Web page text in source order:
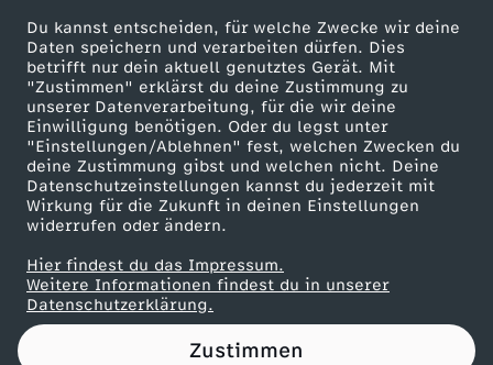
Du kannst entscheiden, für welche Zwecke wir deine
Daten speichern und verarbeiten dürfen. Dies
betrifft nur dein aktuell genutztes Gerät. Mit
"Zustimmen" erklärst du deine Zustimmung zu
unserer Datenverarbeitung, für die wir deine
Einwilligung benötigen. Oder du legst unter
"Einstellungen/Ablehnen" fest, welchen Zwecken du
deine Zustimmung gibst und welchen nicht. Deine
Datenschutzeinstellungen kannst du jederzeit mit
Wirkung für die Zukunft in deinen Einstellungen
widerrufen oder ändern.
Hier findest du das Impressum.
Weitere Informationen findest du in unserer
Datenschutzerklärung.
Zustimmen
e
i
h
n
a
c
h
ZDF goes Schule
Werbefernsehen
Mainzelmännchen
Partner